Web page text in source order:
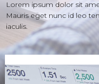
Lorem ipsum dolor sit
Mauris eget nunc id leo
iaculis.